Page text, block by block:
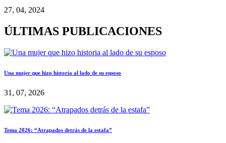
27, 04, 2024
ÚLTIMAS PUBLICACIONES
Una mujer que hizo historia al lado de su esposo
31, 07, 2026
Tema 2026: “Atrapados detrás de la estafa”